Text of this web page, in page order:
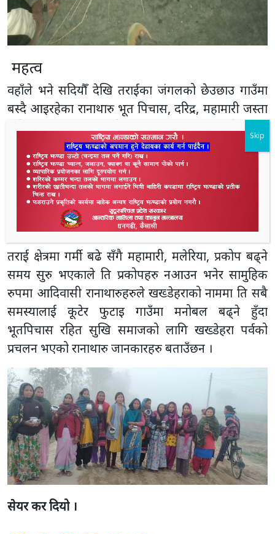
महत्व
वहाँले भने सदियौँ देखि तराईका जंगलको छेउछाउ गाउँमा
बस्दै आइरहेका रानाथारु भूत पिचास, दरिद्र, महामारी जस्ता
निकै ठुला बिपत्तिसँग जुद्धै आइरहँदा होरी नाचमा सबै महिनौँ
रमाउँदा काममा बाधा का साथै थुप्रै समाजिक समस्या, रोग
दरिद्र, भूत पिचास, स्वास्थ्य लगायत सबै क्षेत्रमा स
मस्या निस्तेज गर्न सामुहिक रुपमा खख्डेहरा फुटाउने चलन छ
। खख्डेहरा सबै समस्या(भूतप्रेत)को प्रतिक पनि हो जो गाऊँ
भन्दा बाहिर÷जंगल गएर आजकै दिन फुटाउने÷कुट्ने गरिन्छ
तराई क्षेत्रमा गर्मी बढे सँगै महामारी, मलेरिया, प्रकोप बढ्ने
समय सुरु भएकाले ति प्रकोपहरु नआउन भनेर सामुहिक
रुपमा आदिवासी रानाथारुहरुले खख्डेहराको नाममा ति सबै
समस्यालाई कूटेर फुटाइ गाउँमा मनोबल बढ्ने हुँदा
भूतपिचास रहित सुखि समाजको लागि खख्डेहरा पर्वको
प्रचलन भएको रानाथारु जानकारहरु बताउँछन ।
सेयर कर दियो ।
Skip